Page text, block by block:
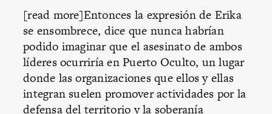
[read more]Entonces la expresión de Erika
se ensombrece, dice que nunca habrían
podido imaginar que el asesinato de ambos
líderes ocurriría en Puerto Oculto, un lugar
donde las organizaciones que ellos y ellas
integran suelen promover actividades por la
defensa del territorio y la soberanía